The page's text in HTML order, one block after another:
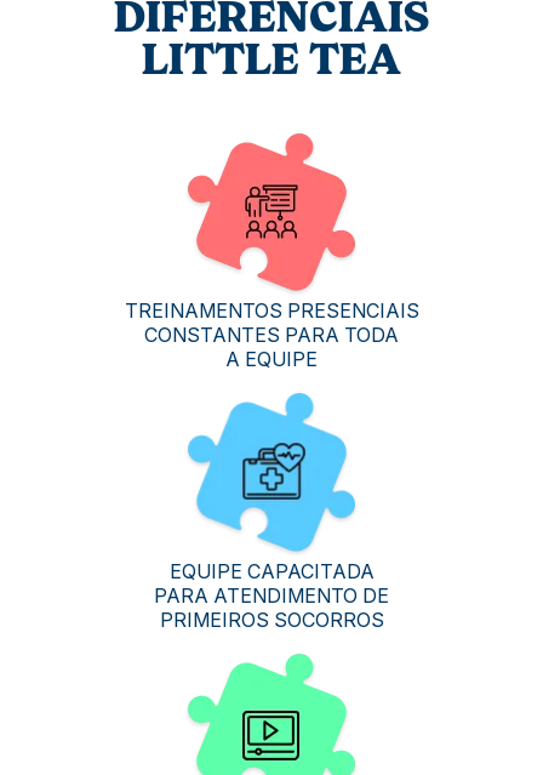
DIFERENCIAIS
LITTLE TEA
TREINAMENTOS PRESENCIAIS
CONSTANTES PARA TODA
A EQUIPE
EQUIPE CAPACITADA
PARA ATENDIMENTO DE
PRIMEIROS SOCORROS